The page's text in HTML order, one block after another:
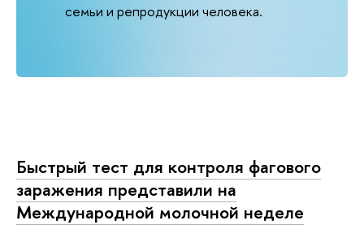
семьи и репродукции человека.
Быстрый тест для контроля фагового
заражения представили на
Международной молочной неделе